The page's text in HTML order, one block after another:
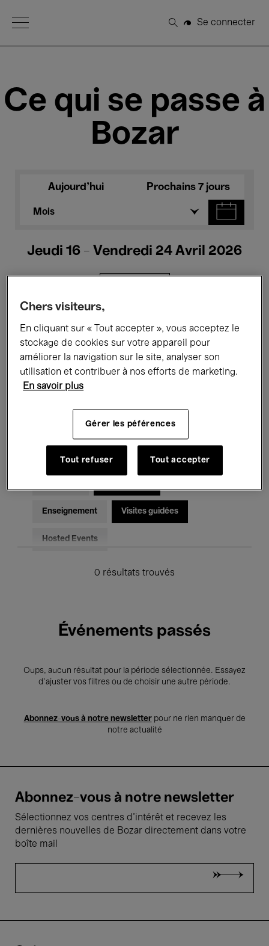
Open Menu
Rechercher
Se connecter
Ce qui se passe à
Bozar
Aujourd'hui Prochains 7 jours
Mois
Jeudi 16 - Vendredi 24 Avril 2026
Tous les événements Concerts
Expositions Performances
Rencontres & Débats
Musique classique Global Music
Enseignement Visites guidées
Hosted Events
0 résultats trouvés
Événements passés
Oups, aucun résultat pour la période sélectionnée. Essayez
d’ajuster vos filtres ou de choisir une autre période.
Abonnez-vous à notre newsletterpour ne rien manquer de
notre actualité
Abonnez-vous à notre newsletter
Sélectionnez vos centres d'intérêt et recevez les
dernières nouvelles de Bozar directement dans votre
boîte mail
Chers visiteurs,
En cliquant sur « Tout accepter », vous acceptez le
stockage de cookies sur votre appareil pour
améliorer la navigation sur le site, analyser son
utilisation et contribuer à nos efforts de marketing.
En savoir plus
Gérer les péférences
Tout refuser Tout accepter